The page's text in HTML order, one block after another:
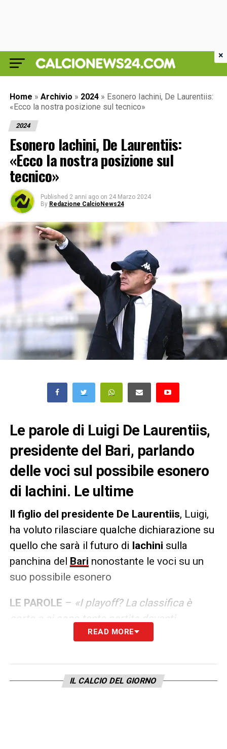
Home » Archivio » 2024 » Esonero Iachini, De Laurentiis:
«Ecco la nostra posizione sul tecnico»
2024
Esonero Iachini, De Laurentiis:
«Ecco la nostra posizione sul
tecnico»
Published 2 anni ago on 24 Marzo 2024
By Redazione CalcioNews24
Le parole di Luigi De Laurentiis,
presidente del Bari, parlando
delle voci sul possibile esonero
di Iachini. Le ultime
Il figlio del presidente De Laurentiis, Luigi,
ha voluto rilasciare qualche dichiarazione su
quello che sarà il futuro di Iachini sulla
panchina del Bari nonostante le voci su un
suo possibile esonero
LE PAROLE – «I playoff? La classifica è
corta e ci sono tante partite davanti,
dobbiamo restare uniti e compatti perché
è arrivato da poco tempo, sicuramente ha
già dato una grossa impronta alla squadra. È
READ MORE
IL CALCIO DEL GIORNO
×